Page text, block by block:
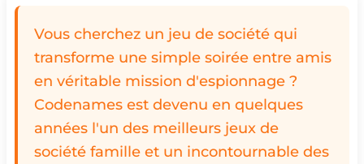
Vous cherchez un jeu de société qui
transforme une simple soirée entre amis
en véritable mission d'espionnage ?
Codenames est devenu en quelques
années l'un des meilleurs jeux de
société famille et un incontournable des